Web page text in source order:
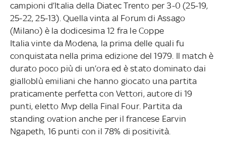
campioni d’Italia della Diatec Trento per 3-0 (25-19,
25-22, 25-13). Quella vinta al Forum di Assago
(Milano) è la dodicesima 12 fra le Coppe
Italia vinte da Modena, la prima delle quali fu
conquistata nella prima edizione del 1979. Il match è
durato poco più di un’ora ed è stato dominato dai
gialloblù emiliani che hanno giocato una partita
praticamente perfetta con Vettori, autore di 19
punti, eletto Mvp della Final Four. Partita da
standing ovation anche per il francese Earvin
Ngapeth, 16 punti con il 78% di positività.